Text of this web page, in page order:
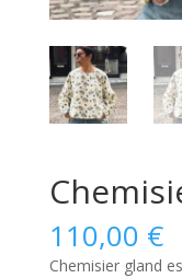
110,00 €
Chemisier gland